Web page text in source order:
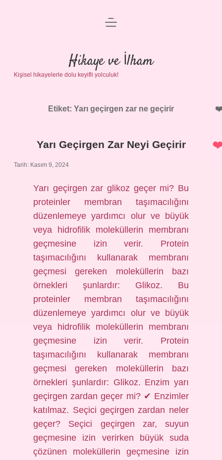
Anasayfa
Gizlilik Politikası
Yasal Uyarı
menüyü
Hikaye ve İlham
Kişisel hikayelerle dolu keyifli yolculuk!
Etiket: Yarı geçirgen zar ne geçirir
Yarı Geçirgen Zar Neyi Geçirir
Tarih: Kasım 9, 2024
Yarı geçirgen zar glikoz geçer mi? Bu
proteinler membran taşımacılığını
düzenlemeye yardımcı olur ve büyük
veya hidrofilik moleküllerin membranı
geçmesine izin verir. Protein
taşımacılığını kullanarak membranı
geçmesi gereken moleküllerin bazı
örnekleri şunlardır: Glikoz. Bu
proteinler membran taşımacılığını
düzenlemeye yardımcı olur ve büyük
veya hidrofilik moleküllerin membranı
geçmesine izin verir. Protein
taşımacılığını kullanarak membranı
geçmesi gereken moleküllerin bazı
örnekleri şunlardır: Glikoz. Enzim yarı
geçirgen zardan geçer mi? ✔ Enzimler
katılmaz. Seçici geçirgen zardan neler
geçer? Seçici geçirgen zar, suyun
geçmesine izin verirken büyük suda
çözünen moleküllerin geçmesine izin